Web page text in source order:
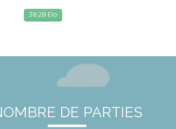
38.28 Elo
DE PARTIES